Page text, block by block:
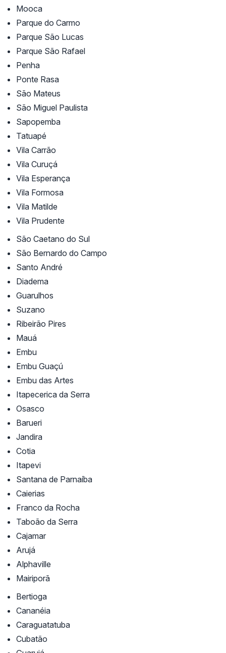
Mooca
Parque do Carmo
Parque São Lucas
Parque São Rafael
Penha
Ponte Rasa
São Mateus
São Miguel Paulista
Sapopemba
Tatuapé
Vila Carrão
Vila Curuçá
Vila Esperança
Vila Formosa
Vila Matilde
Vila Prudente
São Caetano do Sul
São Bernardo do Campo
Santo André
Diadema
Guarulhos
Suzano
Ribeirão Pires
Mauá
Embu
Embu Guaçú
Embu das Artes
Itapecerica da Serra
Osasco
Barueri
Jandira
Cotia
Itapevi
Santana de Parnaíba
Caierias
Franco da Rocha
Taboão da Serra
Cajamar
Arujá
Alphaville
Mairiporã
Bertioga
Cananéia
Caraguatatuba
Cubatão